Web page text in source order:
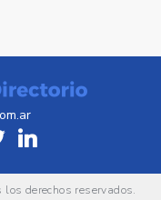
los derechos reservados.